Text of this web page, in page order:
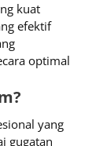
kuat
efektif
optimal
yang
gugatan